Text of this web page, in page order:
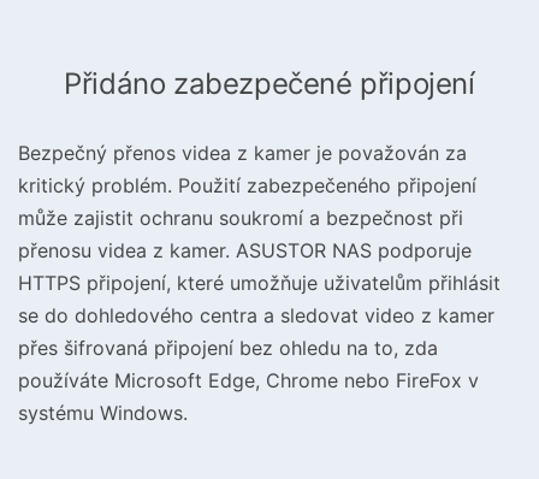
Přidáno zabezpečené připojení
Bezpečný přenos videa z kamer je považován za
kritický problém. Použití zabezpečeného připojení
může zajistit ochranu soukromí a bezpečnost při
přenosu videa z kamer. ASUSTOR NAS podporuje
HTTPS připojení, které umožňuje uživatelům přihlásit
se do dohledového centra a sledovat video z kamer
přes šifrovaná připojení bez ohledu na to, zda
používáte Microsoft Edge, Chrome nebo FireFox v
systému Windows.